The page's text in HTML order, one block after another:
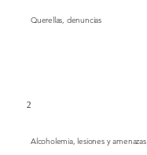
Querellas, denuncias
Alcoholemia, lesiones y amenazas
2